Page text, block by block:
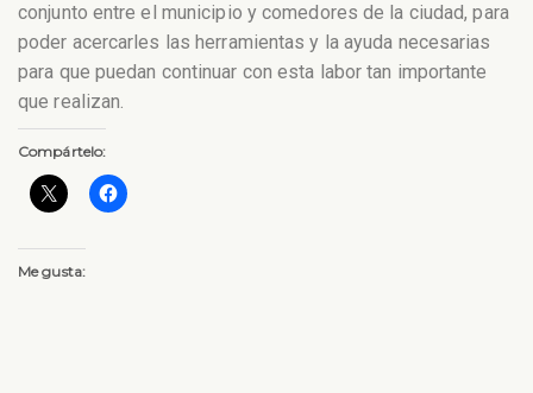
conjunto entre el municipio y comedores de la ciudad, para
poder acercarles las herramientas y la ayuda necesarias
para que puedan continuar con esta labor tan importante
que realizan.
Compártelo:
Me gusta: